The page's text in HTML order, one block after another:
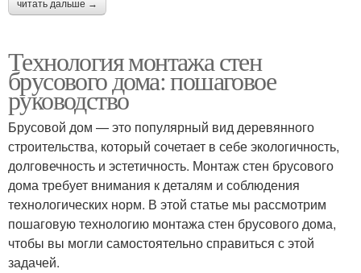
читать дальше →
Технология монтажа стен
брусового дома: пошаговое
руководство
Брусовой дом — это популярный вид деревянного
строительства, который сочетает в себе экологичность,
долговечность и эстетичность. Монтаж стен брусового
дома требует внимания к деталям и соблюдения
технологических норм. В этой статье мы рассмотрим
пошаговую технологию монтажа стен брусового дома,
чтобы вы могли самостоятельно справиться с этой
задачей.